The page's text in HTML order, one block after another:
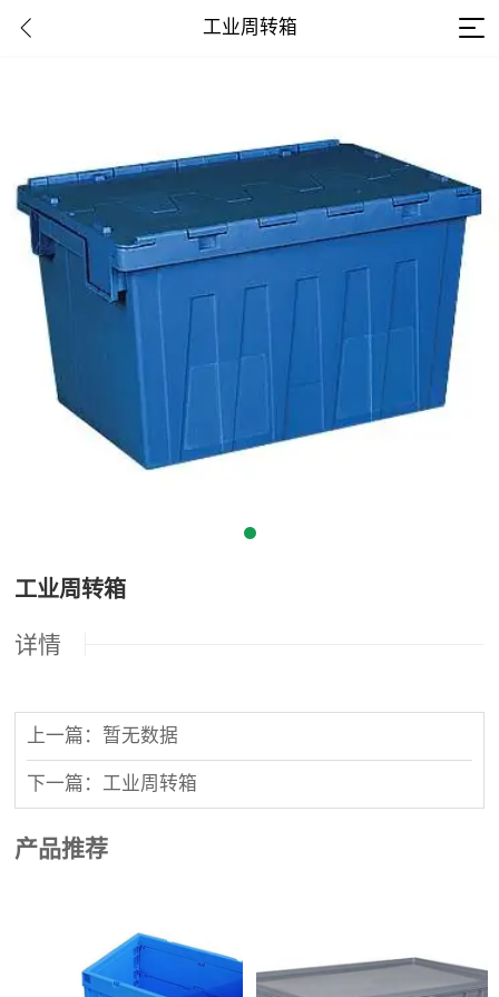
工业周转箱
工业周转箱
详情
上一篇：暂无数据
下一篇：工业周转箱
产品推荐